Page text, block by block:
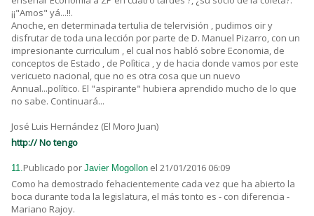
¡¡"Amos" yá...!!.
Anoche, en determinada tertulia de telervisión , pudimos oir y
disfrutar de toda una lección por parte de D. Manuel Pizarro, con un
impresionante curriculum , el cual nos habló sobre Economia, de
conceptos de Estado , de Polìtica , y de hacia donde vamos por este
vericueto nacional, que no es otra cosa que un nuevo
Annual...político. El "aspirante" hubiera aprendido mucho de lo que
no sabe. Continuará...
José Luis Hernández (El Moro Juan)
http:// No tengo
11. Publicado por Javier Mogollon el 21/01/2016 06:09
Como ha demostrado fehacientemente cada vez que ha abierto la
boca durante toda la legislatura, el más tonto es - con diferencia -
Mariano Rajoy.